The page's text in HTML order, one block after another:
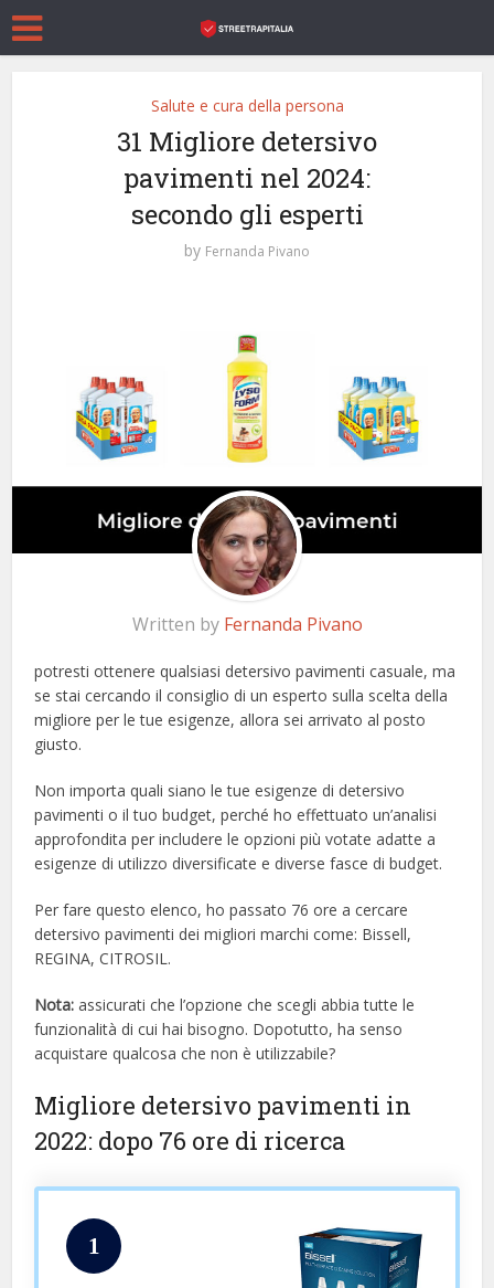
Salute e cura della persona
31 Migliore detersivo
pavimenti nel 2024:
secondo gli esperti
by Fernanda Pivano
Written by Fernanda Pivano
potresti ottenere qualsiasi detersivo pavimenti casuale, ma
se stai cercando il consiglio di un esperto sulla scelta della
migliore per le tue esigenze, allora sei arrivato al posto
giusto.
Non importa quali siano le tue esigenze di detersivo
pavimenti o il tuo budget, perché ho effettuato un’analisi
approfondita per includere le opzioni più votate adatte a
esigenze di utilizzo diversificate e diverse fasce di budget.
Per fare questo elenco, ho passato 76 ore a cercare
detersivo pavimenti dei migliori marchi come: Bissell,
REGINA, CITROSIL.
Nota: assicurati che l’opzione che scegli abbia tutte le
funzionalità di cui hai bisogno. Dopotutto, ha senso
acquistare qualcosa che non è utilizzabile?
Migliore detersivo pavimenti in
2022: dopo 76 ore di ricerca
1